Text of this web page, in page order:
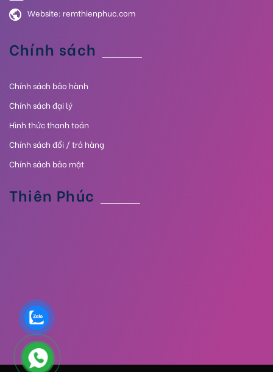
Website: remthienphuc.com
Chính sách
Chính sách bảo hành
Chính sách đại lý
Hình thức thanh toán
Chính sách đổi / trả hàng
Chính sách bảo mật
Thiên Phúc